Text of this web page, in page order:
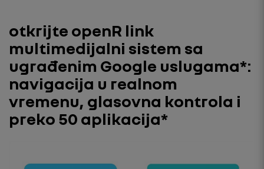
otkrijte openR link
multimedijalni sistem sa
ugrađenim Google uslugama*:
navigacija u realnom
vremenu, glasovna kontrola i
preko 50 aplikacija*